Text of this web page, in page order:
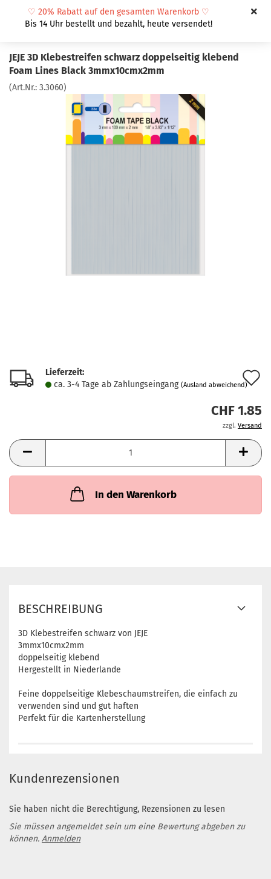
♡ 20% Rabatt auf den gesamten Warenkorb ♡
Bis 14 Uhr bestellt und bezahlt, heute versendet!
JEJE 3D Klebestreifen schwarz doppelseitig klebend
Foam Lines Black 3mmx10cmx2mm
(Art.Nr.: 3.3060)
Lieferzeit:
ca. 3-4 Tage ab Zahlungseingang (Ausland abweichend)
CHF 1.85
zzgl. Versand
In den Warenkorb
BESCHREIBUNG
3D Klebestreifen schwarz von JEJE
3mmx10cmx2mm
doppelseitig klebend
Hergestellt in Niederlande
Feine doppelseitige Klebeschaumstreifen, die einfach zu
verwenden sind und gut haften
Perfekt für die Kartenherstellung
Kundenrezensionen
Sie haben nicht die Berechtigung, Rezensionen zu lesen
Sie müssen angemeldet sein um eine Bewertung abgeben zu
können. Anmelden